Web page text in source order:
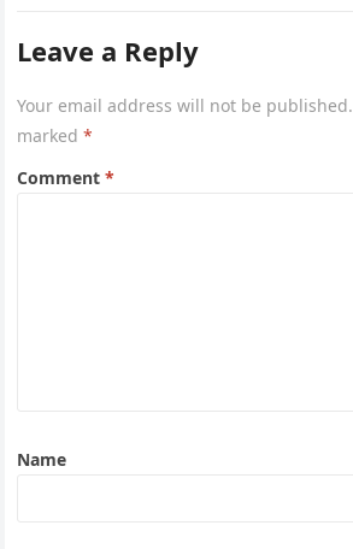
Leave a Reply
Your email address will not be published.
marked*
Comment*
Name